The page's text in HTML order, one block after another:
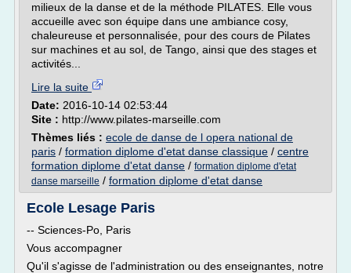
milieux de la danse et de la méthode PILATES. Elle vous
accueille avec son équipe dans une ambiance cosy,
chaleureuse et personnalisée, pour des cours de Pilates
sur machines et au sol, de Tango, ainsi que des stages et
activités...
Lire la suite
Date: 2016-10-14 02:53:44
Site : http://www.pilates-marseille.com
Thèmes liés : ecole de danse de l opera national de
paris / formation diplome d'etat danse classique / centre
formation diplome d'etat danse / formation diplome d'etat
danse marseille / formation diplome d'etat danse
Ecole Lesage Paris
-- Sciences-Po, Paris
Vous accompagner
Qu'il s'agisse de l'administration ou des enseignantes, notre